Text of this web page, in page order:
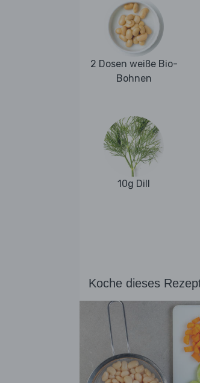
2 Dosen weiße Bio-
Bohnen
10g Dill
Koche dieses